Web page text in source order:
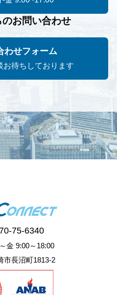
お問い合わせ
わせフォーム
お待ちしております
75-6340
金 9:00～18:00
市長沼町1813-2